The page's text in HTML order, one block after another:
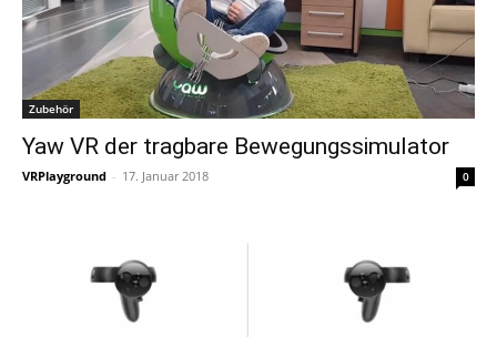
Zubehör
Yaw VR der tragbare Bewegungssimulator
VRPlayground - 17. Januar 2018 0